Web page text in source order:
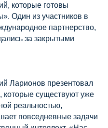
которые готовы
Один из участников в
партнерство,
за закрытыми
Ларионов презентовал
которые существуют уже
реальностью,
повседневные задачи